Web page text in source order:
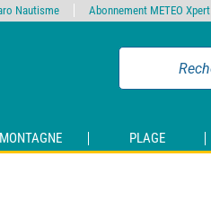
MONTAGNE PLAGE
Nautisme Abonnement METEO Xpert